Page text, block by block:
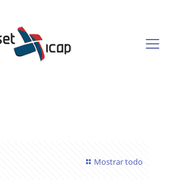
Mostrar todo